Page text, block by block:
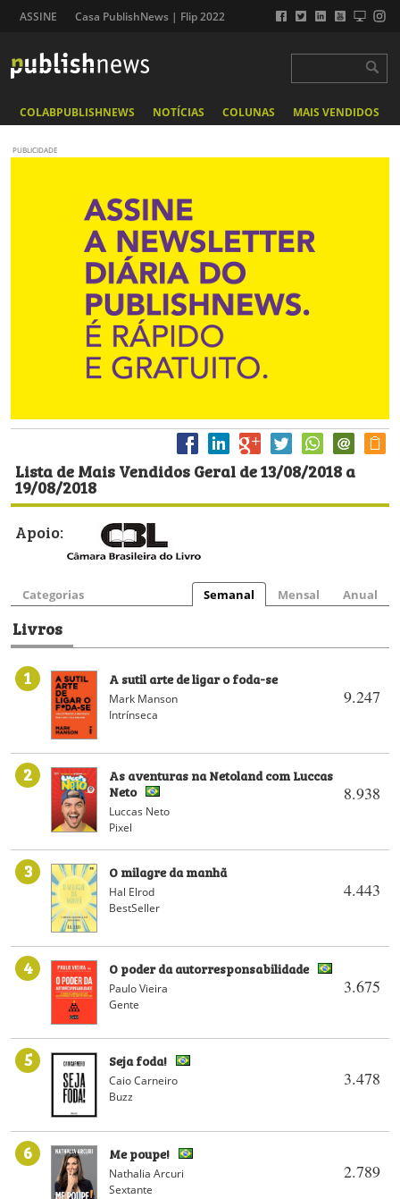
ASSINE Casa PublishNews | Flip 2022
COLABPUBLISHNEWS NOTÍCIAS COLUNAS MAIS VENDIDOS
PUBLICIDADE
Lista de Mais Vendidos Geral de 13/08/2018 a
19/08/2018
Apoio:
Categorias Semanal Mensal Anual
Livros
1
9.247
A sutil arte de ligar o foda-se
Mark Manson
Intrínseca
2
8.938
As aventuras na Netoland com Luccas
Neto
Luccas Neto
Pixel
3
4.443
O milagre da manhã
Hal Elrod
BestSeller
4
3.675
O poder da autorresponsabilidade
Paulo Vieira
Gente
5
3.478
Seja foda!
Caio Carneiro
Buzz
6
2.789
Me poupe!
Nathalia Arcuri
Sextante